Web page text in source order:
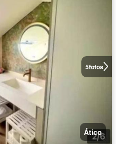
5fotos
Ático